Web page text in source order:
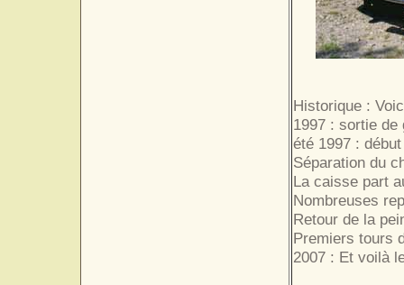
Historique :
1997 : sortie de
été 1997 :
Séparation du
La caisse part
Nombreuses
Retour de la
Premiers tours
2007 : Et voilà